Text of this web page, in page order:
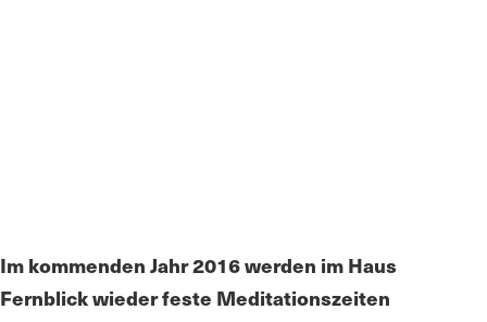
Im kommenden Jahr 2016 werden im Haus
Fernblick wieder feste Meditationszeiten